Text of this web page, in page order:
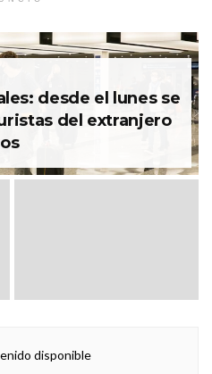
desde el lunes se
del extranjero
disponible